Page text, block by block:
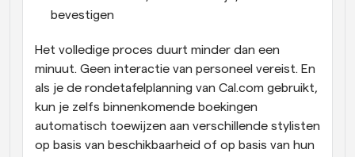
bevestigen
Het volledige proces duurt minder dan een
minuut. Geen interactie van personeel vereist. En
als je de rondetafelplanning van Cal.com gebruikt,
kun je zelfs binnenkomende boekingen
automatisch toewijzen aan verschillende stylisten
op basis van beschikbaarheid of op basis van hun